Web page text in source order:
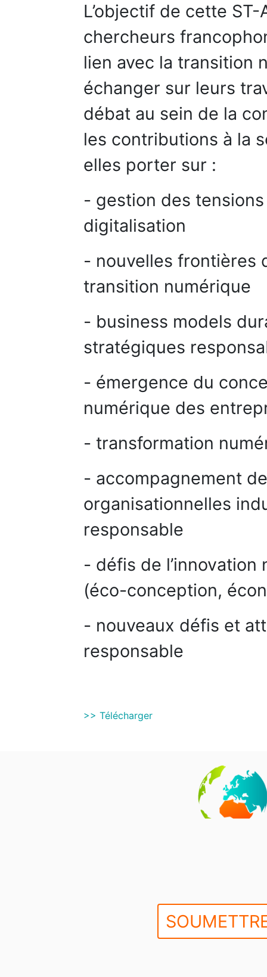
L’objectif de cette
chercheurs
lien avec la transition
échanger sur leurs
débat au sein de la
les contributions à la
elles porter sur :
- gestion des
digitalisation
- nouvelles frontières
transition numérique
- business models
stratégiques
- émergence du
numérique des
- transformation
- accompagnement
organisationnelles
responsable
- défis de
(éco-conception,
- nouveaux défis et
responsable
>> Télécharger